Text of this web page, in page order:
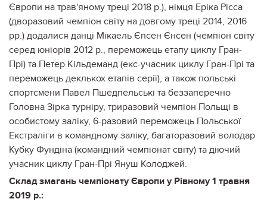
Європи на трав'яному треці 2018 р.), німця Еріка Рісса
(дворазовий чемпіон світу на довгому треці 2014, 2016
рр.) додалися данці Мікаель Єпсен Єнсен (чемпіон світу
серед юніорів 2012 р., переможець етапу циклу Гран-
Прі) та Петер Кільдеманд (екс-учасник циклу Гран-Прі та
переможець деклькох етапів серії), а також польські
спортсмени Павел Пшедпельські та беззаперечно
Головна Зірка турніру, триразовий чемпіон Польщі в
особистому заліку, 6-разовий переможець Польської
Екстраліги в командному заліку, багаторазовий володар
Кубку Фундіна (командний чемпіонат світу) та діючий
учасник циклу Гран-Прі Януш Колоджей.
Склад змагань чемпіонату Європи у Рівному 1 травня
2019 р.: